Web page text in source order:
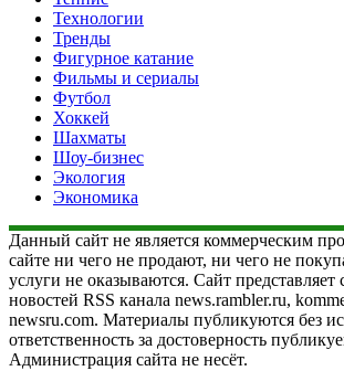
Технологии
Тренды
Фигурное катание
Фильмы и сериалы
Футбол
Хоккей
Шахматы
Шоу-бизнес
Экология
Экономика
Данный сайт не является коммерческим
сайте ни чего не продают, ни чего не
услуги не оказываются. Сайт представляет
новостей RSS канала news.rambler.ru,
newsru.com. Материалы публикуются без
ответственность за достоверность
Администрация сайта не несёт.